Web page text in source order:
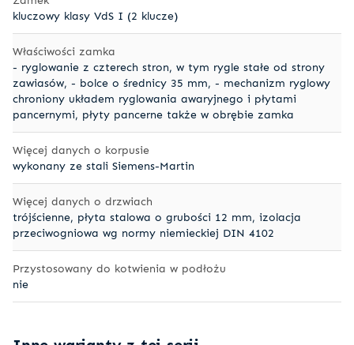
kluczowy klasy VdS I (2 klucze)
Właściwości zamka
- ryglowanie z czterech stron, w tym rygle stałe od strony
zawiasów, - bolce o średnicy 35 mm, - mechanizm ryglowy
chroniony układem ryglowania awaryjnego i płytami
pancernymi, płyty pancerne także w obrębie zamka
Więcej danych o korpusie
wykonany ze stali Siemens-Martin
Więcej danych o drzwiach
trójścienne, płyta stalowa o grubości 12 mm, izolacja
przeciwogniowa wg normy niemieckiej DIN 4102
Przystosowany do kotwienia w podłożu
nie